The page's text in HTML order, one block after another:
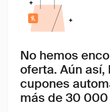
No hemos
oferta. Aún
cupones
más de 30